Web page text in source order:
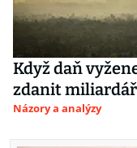
Když daň
zdanit
Názory a analýzy